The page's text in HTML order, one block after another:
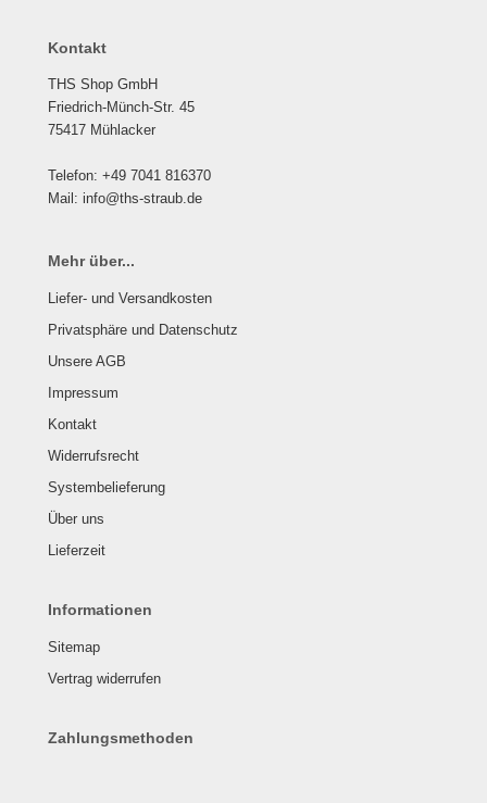
Kontakt
THS Shop GmbH
Friedrich-Münch-Str. 45
75417 Mühlacker
Telefon: +49 7041 816370
Mail: info@ths-straub.de
Mehr über...
Liefer- und Versandkosten
Privatsphäre und Datenschutz
Unsere AGB
Impressum
Kontakt
Widerrufsrecht
Systembelieferung
Über uns
Lieferzeit
Informationen
Sitemap
Vertrag widerrufen
Zahlungsmethoden